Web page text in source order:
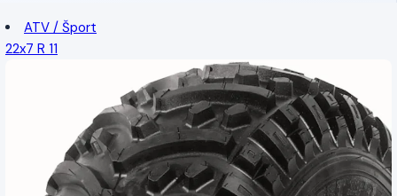
ATV / Šport
22x7 R 11